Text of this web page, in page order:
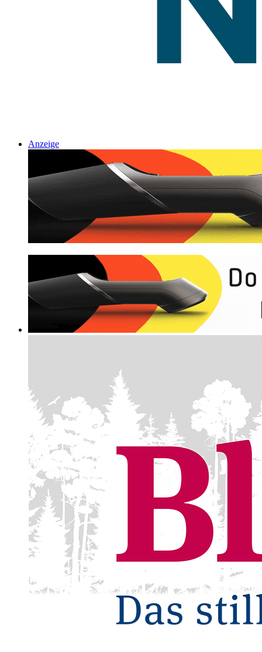
Anzeige